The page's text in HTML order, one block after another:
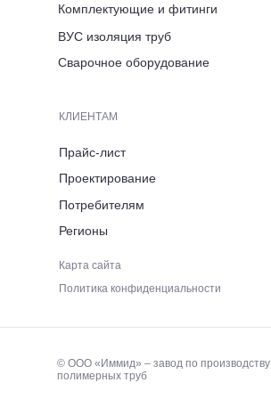
ПН-ПТ 8:00-17:00
ВРЕМЯ РАБОТЫ
© ООО «Иммид» – завод по производству
полимерных труб
Прайс-лист
Проектирование
Потребителям
Регионы
Карта сайта
Политика конфиденциальности
КЛИЕНТАМ
Комплектующие и фитинги
ВУС изоляция труб
Сварочное оборудование